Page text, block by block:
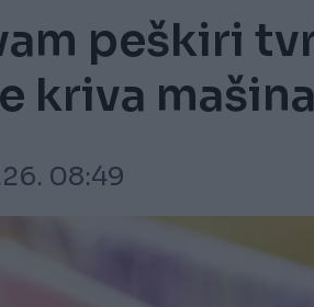
peškiri
kriva
08:49